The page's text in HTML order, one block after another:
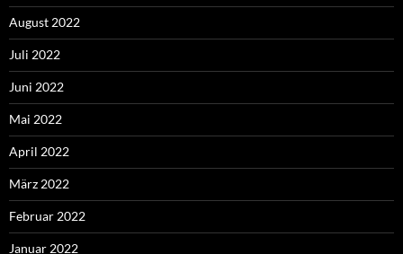
August 2022
Juli 2022
Juni 2022
Mai 2022
April 2022
März 2022
Februar 2022
Januar 2022